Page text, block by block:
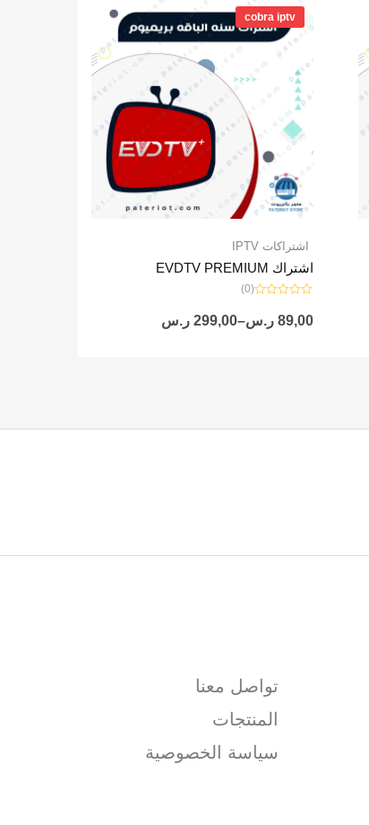
cobra iptv
اشتراكات IPTV
اشتراك EVDTV PREMIUM
التقييم
0
(0)
89,00 ر.س–
299,00 ر.س
السعر:
من
⁦89,00 ر.س⁩
خلال
تواصل معنا
المنتجات
سياسة الخصوصية